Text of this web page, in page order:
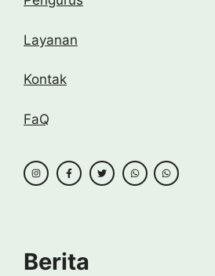
Layanan
Kontak
FaQ
Berita